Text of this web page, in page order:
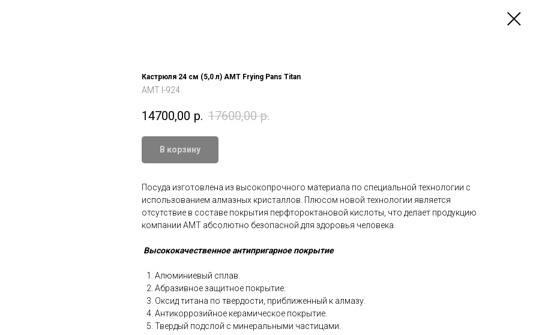
Кастрюля 24 см (5,0 л) AMT Frying Pans Titan
AMT I-924
14700,00 р. 17600,00 р.
В корзину
Посуда изготовлена из высокопрочного материала по специальной технологии с
использованием алмазных кристаллов. Плюсом новой технологии является
отсутствие в составе покрытия перфтороктановой кислоты, что делает продукцию
компании AMT абсолютно безопасной для здоровья человека.
Высококачественное антипригарное покрытие
Алюминиевый сплав.
Абразивное защитное покрытие.
Оксид титана по твердости, приближенный к алмазу.
Антикоррозийное керамическое покрытие.
Твердый подслой с минеральными частицами.